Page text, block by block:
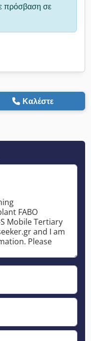
πρόσβαση σε
Καλέστε